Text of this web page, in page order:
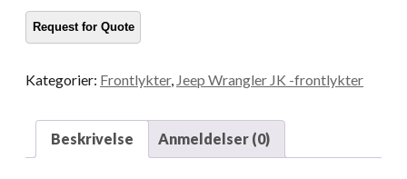
Black
Chrome
Round
Kategorier: Frontlykter, Jeep Wrangler JK -frontlykter
Beskrivelse Anmeldelser (0)